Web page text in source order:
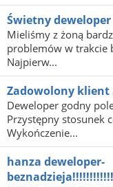
Świetny deweloper
Mieliśmy z żoną
problemów w trakcie
Najpierw...
Zadowolony klient
Deweloper godny
Przystępny stosunek
Wykończenie...
hanza deweloper-